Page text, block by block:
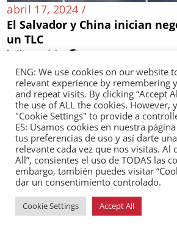
abril 17, 2024 /
El Salvador y China inician
un TLC
Latinoamérica 🌎
ENG: We use cookies on our website
relevant experience by remembering
and repeat visits. By clicking “Accept
the use of ALL the cookies. However,
"Cookie Settings" to provide a
ES: Usamos cookies en nuestra
tus preferencias de uso y así darte
relevante cada vez que nos visitas. Al
All”, consientes el uso de TODAS las
embargo, también puedes visitar
dar un consentimiento controlado.
Cookie Settings Accept All